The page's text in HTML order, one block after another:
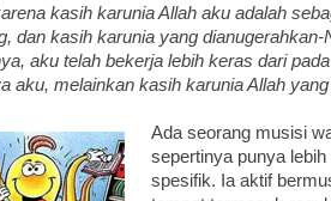
kasih karunia Allah aku adalah
dan kasih karunia yang
aku telah bekerja lebih keras dari
aku, melainkan kasih karunia Allah
Ada seorang musisi
sepertinya punya
spesifik. Ia aktif